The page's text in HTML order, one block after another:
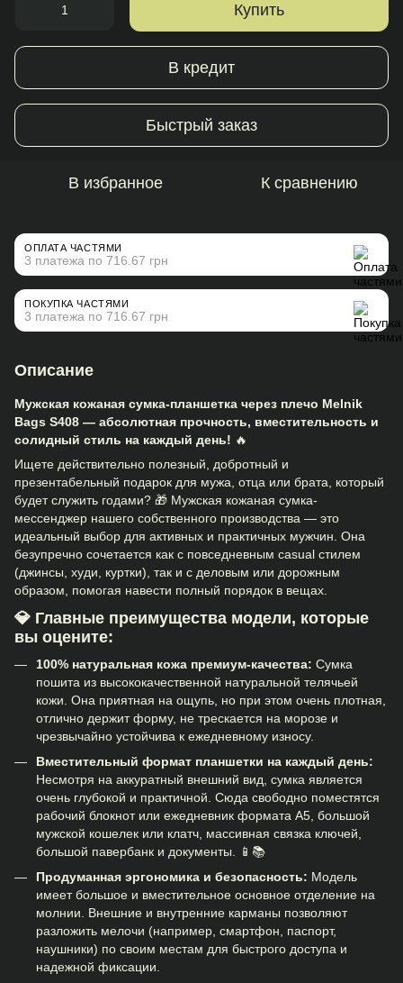
Купить
В кредит
Быстрый заказ
В избранное К сравнению
ОПЛАТА ЧАСТЯМИ
3 платежа по 716.67 грн
ПОКУПКА ЧАСТЯМИ
3 платежа по 716.67 грн
Описание
Мужская кожаная сумка-планшетка через плечо Melnik
Bags S408 — абсолютная прочность, вместительность и
солидный стиль на каждый день! 🔥
Ищете действительно полезный, добротный и
презентабельный подарок для мужа, отца или брата, который
будет служить годами? 🎁 Мужская кожаная сумка-
мессенджер нашего собственного производства — это
идеальный выбор для активных и практичных мужчин. Она
безупречно сочетается как с повседневным casual стилем
(джинсы, худи, куртки), так и с деловым или дорожным
образом, помогая навести полный порядок в вещах.
💎 Главные преимущества модели, которые
вы оцените:
100% натуральная кожа премиум-качества: Сумка
пошита из высококачественной натуральной телячьей
кожи. Она приятная на ощупь, но при этом очень плотная,
отлично держит форму, не трескается на морозе и
чрезвычайно устойчива к ежедневному износу.
Вместительный формат планшетки на каждый день:
Несмотря на аккуратный внешний вид, сумка является
очень глубокой и практичной. Сюда свободно поместятся
рабочий блокнот или ежедневник формата А5, большой
мужской кошелек или клатч, массивная связка ключей,
большой павербанк и документы. 📱📚
Продуманная эргономика и безопасность: Модель
имеет большое и вместительное основное отделение на
молнии. Внешние и внутренние карманы позволяют
разложить мелочи (например, смартфон, паспорт,
наушники) по своим местам для быстрого доступа и
надежной фиксации.